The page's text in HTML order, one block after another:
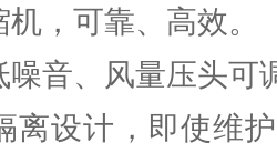
，可靠、高效。
噪音、风量压头可
离设计，即使维